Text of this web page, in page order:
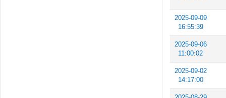
2025-09-09
16:55:39
2025-09-06
11:00:02
2025-09-02
14:17:00